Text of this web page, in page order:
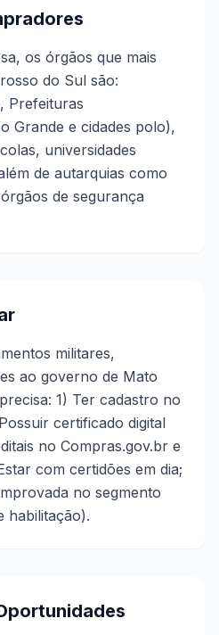
os órgãos que mais
do Sul são:
Prefeituras
Grande e cidades polo),
universidades
de autarquias como
de segurança
militares,
ao governo de Mato
1) Ter cadastro no
certificado digital
no Compras.gov.br e
com certidões em dia;
no segmento
habilitação).